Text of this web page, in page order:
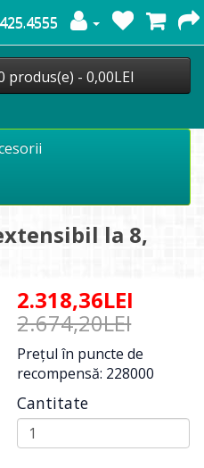
produs(e) - 0,00LEI
la 8,
2.318,36LEI
2.674,20LEI
Preţul în puncte de
recompensă: 228000
Cantitate